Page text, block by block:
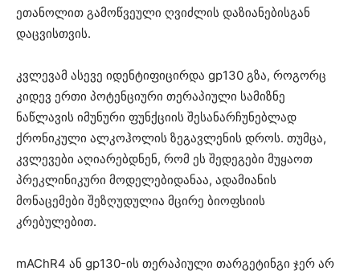
ეთანოლით გამოწვეული ღვიძლის დაზიანებისგან
დაცვისთვის.
კვლევამ ასევე იდენტიფიცირდა gp130 გზა, როგორც
კიდევ ერთი პოტენციური თერაპიული სამიზნე
ნაწლავის იმუნური ფუნქციის შესანარჩუნებლად
ქრონიკული ალკოჰოლის ზეგავლენის დროს. თუმცა,
კვლევები აღიარებდნენ, რომ ეს შედეგები მუყაოთ
პრეკლინიკური მოდელებიდანაა, ადამიანის
მონაცემები შეზღუდულია მცირე ბიოფსიის
კრებულებით.
mAChR4 ან gp130-ის თერაპიული თარგეტინგი ჯერ არ